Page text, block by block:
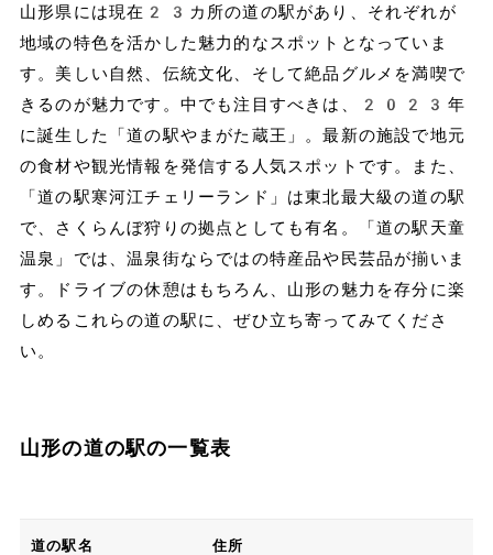
山形県には現在23カ所の道の駅があり、それぞれが
地域の特色を活かした魅力的なスポットとなっていま
す。美しい自然、伝統文化、そして絶品グルメを満喫で
きるのが魅力です。中でも注目すべきは、2023年
に誕生した「道の駅やまがた蔵王」。最新の施設で地元
の食材や観光情報を発信する人気スポットです。また、
「道の駅寒河江チェリーランド」は東北最大級の道の駅
で、さくらんぼ狩りの拠点としても有名。「道の駅天童
温泉」では、温泉街ならではの特産品や民芸品が揃いま
す。ドライブの休憩はもちろん、山形の魅力を存分に楽
しめるこれらの道の駅に、ぜひ立ち寄ってみてくださ
い。
山形の道の駅の一覧表
道の駅名 住所